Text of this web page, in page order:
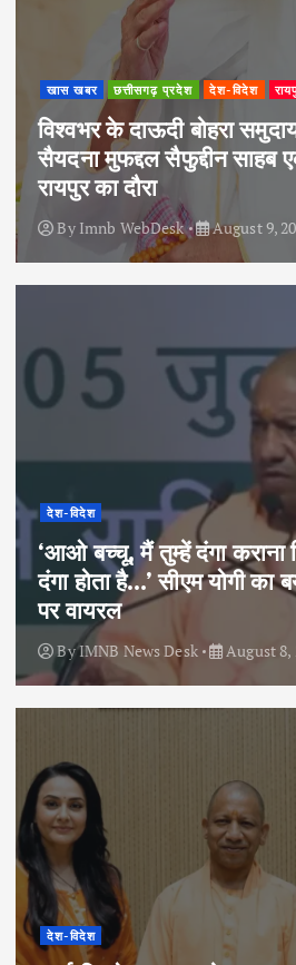
खास खबर छत्तीसगढ़ प्रदेश देश-विदेश
विश्वभर के दाऊदी बोहरा
सैयदना मुफद्दल सैफुद्दीन
रायपुर का दौरा
By Imnb WebDesk August 9,
देश-विदेश
‘आओ बच्चू, मैं तुम्हें दंगा
दंगा होता है…’ सीएम योगी का
पर वायरल
ByIMNB News Desk August 8,
देश-विदेश